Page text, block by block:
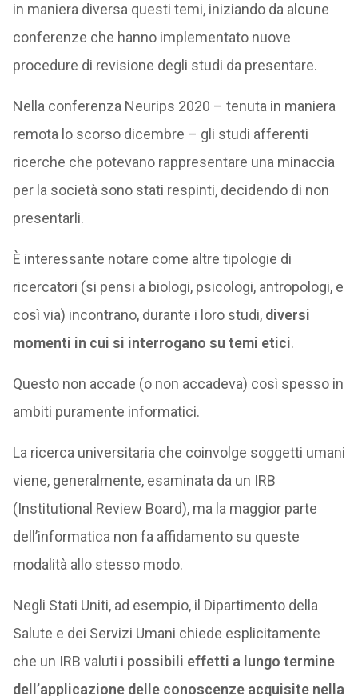
in maniera diversa questi temi, iniziando da alcune
conferenze che hanno implementato nuove
procedure di revisione degli studi da presentare.
Nella conferenza Neurips 2020 – tenuta in maniera
remota lo scorso dicembre – gli studi afferenti
ricerche che potevano rappresentare una minaccia
per la società sono stati respinti, decidendo di non
presentarli.
È interessante notare come altre tipologie di
ricercatori (si pensi a biologi, psicologi, antropologi, e
così via) incontrano, durante i loro studi, diversi
momenti in cui si interrogano su temi etici.
Questo non accade (o non accadeva) così spesso in
ambiti puramente informatici.
La ricerca universitaria che coinvolge soggetti umani
viene, generalmente, esaminata da un IRB
(Institutional Review Board), ma la maggior parte
dell’informatica non fa affidamento su queste
modalità allo stesso modo.
Negli Stati Uniti, ad esempio, il Dipartimento della
Salute e dei Servizi Umani chiede esplicitamente
che un IRB valuti i possibili effetti a lungo termine
dell’applicazione delle conoscenze acquisite nella